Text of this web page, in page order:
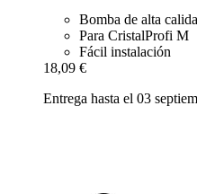
Bomba de alta
Para CristalProfi M
Fácil instalación
18,09 €
Entrega hasta el 03